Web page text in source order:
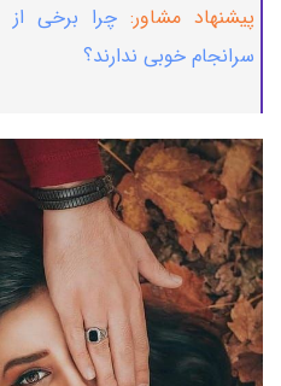
پیشنهاد مشاور: چرا برخی
سرانجام خوبی ندارند؟